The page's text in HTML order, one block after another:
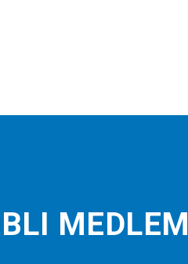
BLI MEDLEM